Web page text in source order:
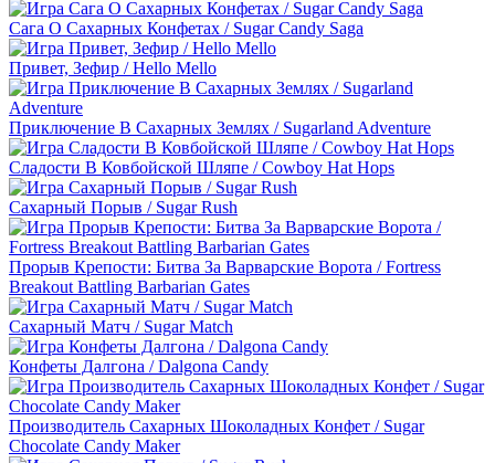
Сага О Сахарных Конфетах / Sugar Candy Saga
Привет, Зефир / Hello Mello
Приключение В Сахарных Землях / Sugarland Adventure
Сладости В Ковбойской Шляпе / Cowboy Hat Hops
Сахарный Порыв / Sugar Rush
Прорыв Крепости: Битва За Варварские Ворота / Fortress
Breakout Battling Barbarian Gates
Сахарный Матч / Sugar Match
Конфеты Далгона / Dalgona Candy
Производитель Сахарных Шоколадных Конфет / Sugar
Chocolate Candy Maker